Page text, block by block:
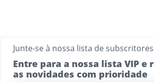
Junte-se à nossa lista de subscritores
Entre para a nossa lista VIP e
as novidades com prioridade